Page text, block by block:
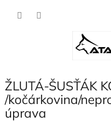
ŽLUTÁ-ŠUSŤÁK
/kočárkovina/
úprava